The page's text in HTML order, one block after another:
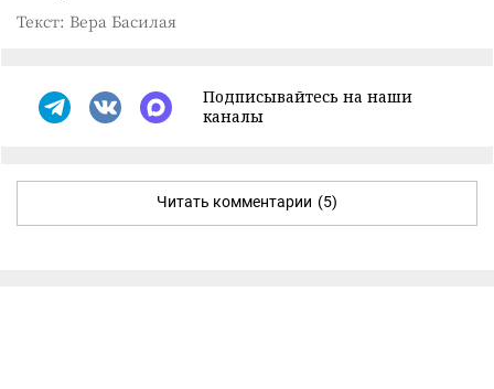
Текст: Вера Басилая
Подписывайтесь на наши
каналы
Читать комментарии (5)